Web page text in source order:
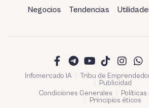
Negocios Tendencias
Infomercado IA Tribu de
Publicidad
Condiciones Generales
Principios éticos